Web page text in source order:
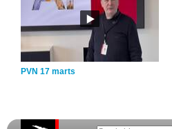
PVN 17 marts